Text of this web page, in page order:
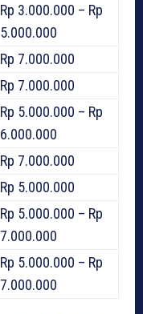
Rp 3.000.000 – Rp
5.000.000
Rp 7.000.000
Rp 7.000.000
Rp 5.000.000 – Rp
6.000.000
Rp 7.000.000
Rp 5.000.000
Rp 5.000.000 – Rp
7.000.000
Rp 5.000.000 – Rp
7.000.000